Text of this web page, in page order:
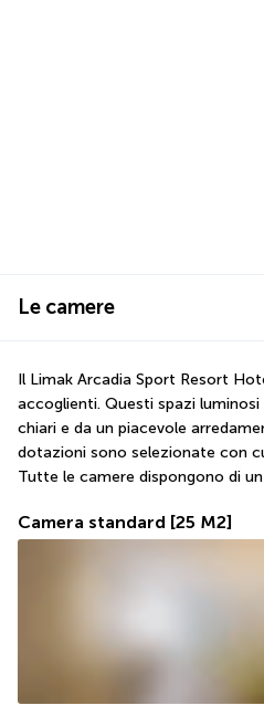
Le camere
Il Limak Arcadia Sport Resort
accoglienti. Questi spazi
chiari e da un piacevole
dotazioni sono selezionate con
Tutte le camere dispongono di
Camera standard [25 M2]